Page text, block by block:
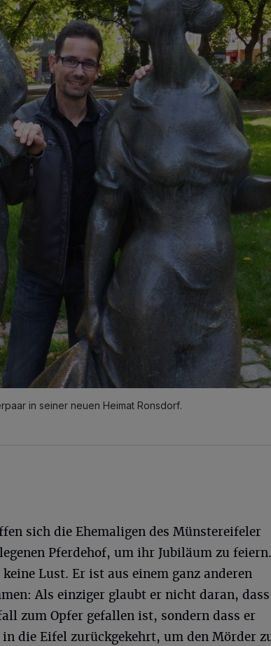
in seiner neuen Heimat Ronsdorf.
sich die Ehemaligen des Münstereifeler
Pferdehof, um ihr Jubiläum zu feiern.
Lust. Er ist aus einem ganz anderen
Als einziger glaubt er nicht daran, dass
zum Opfer gefallen ist, sondern dass er
die Eifel zurückgekehrt, um den Mörder